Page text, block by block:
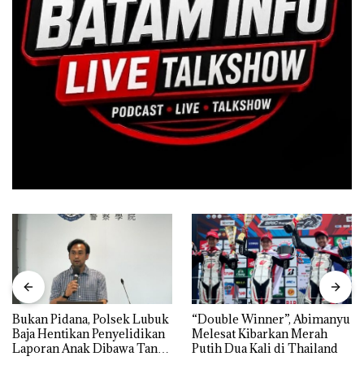
Bukan Pidana, Polsek Lubuk
Baja Hentikan Penyelidikan
Laporan Anak Dibawa Tanpa
“Double Winner”, Abimanyu
Melesat Kibarkan Merah
Putih Dua Kali di Thailand